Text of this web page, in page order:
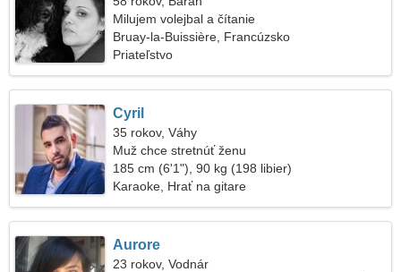
Milujem volejbal a čítanie
Bruay-la-Buissière, Francúzsko
Priateľstvo
Cyril
35 rokov, Váhy
Muž chce stretnúť ženu
185 cm (6'1"), 90 kg (198 libier)
Karaoke, Hrať na gitare
Aurore
23 rokov, Vodnár